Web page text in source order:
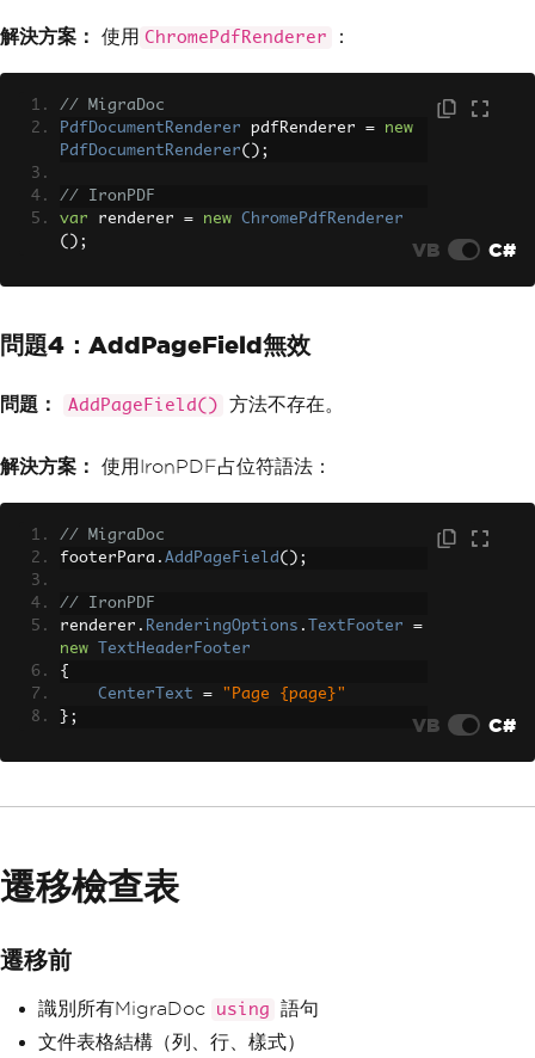
解決方案： 使用 ChromePdfRenderer ：
// MigraDoc
PdfDocumentRenderer pdfRenderer =
new
PdfDocumentRenderer();
// IronPDF
var renderer = new
ChromePdfRenderer
();
VB C#
問題4：AddPageField無效
問題： AddPageField() 方法不存在。
解決方案： 使用IronPDF占位符語法：
// MigraDoc
footerPara . AddPageField ();
// IronPDF
renderer . RenderingOptions . TextFooter
=
new
TextHeaderFooter
{
CenterText
=
"Page {page}"
};
VB C#
遷移檢查表
遷移前
識別所有MigraDoc using
語句
文件表格結構（列、行、樣式）